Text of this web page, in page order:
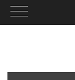
content